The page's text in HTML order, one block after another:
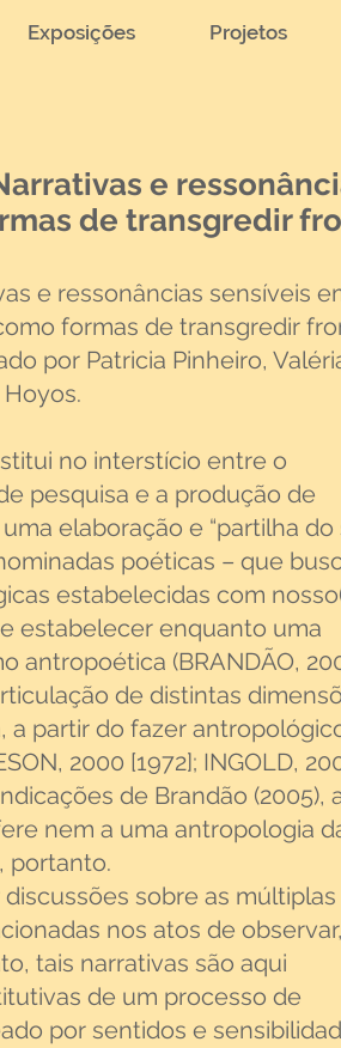
e
de transgredir
e ressonâncias sensíveis
formas de transgredir
por Patricia Pinheiro,
no interstício entre o
pesquisa e a produção de
elaboração e “partilha do
poéticas – que
estabelecidas com
estabelecer enquanto uma
antropoética (BRANDÃO,
de distintas
a partir do fazer
2000 [1972]; INGOLD,
de Brandão (2005),
nem a uma antropologia
portanto.
sobre as múltiplas
nos atos de
tais narrativas são aqui
de um processo de
por sentidos e
Exposições Projetos